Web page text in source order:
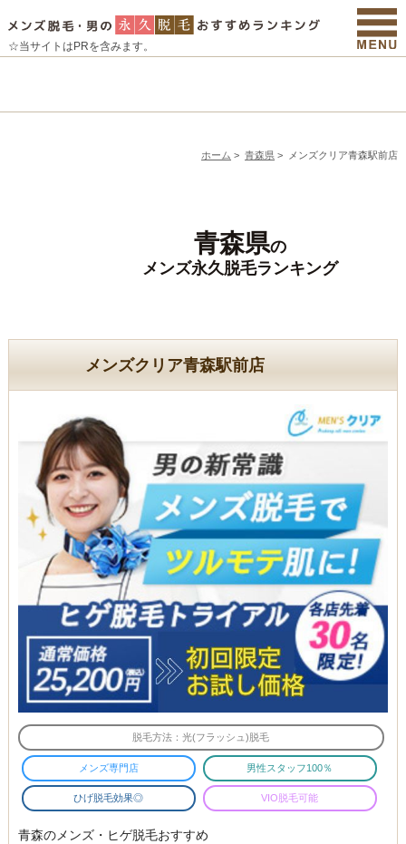
☆当サイトはPRを含みます。
ホーム > 青森県 > メンズクリア青森駅前店
青森県の
メンズ永久脱毛ランキング
メンズクリア青森駅前店
脱毛方法：光(フラッシュ)脱毛
メンズ専門店 男性スタッフ100％
ひげ脱毛効果◎ VIO脱毛可能
青森のメンズ・ヒゲ脱毛おすすめ